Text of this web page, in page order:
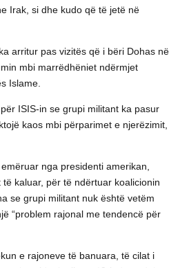
Irak, si dhe kudo që të jetë në
arritur pas vizitës që i bëri Dohas në
mbi marrëdhëniet ndërmjet
Islame.
ISIS-in se grupi militant ka pasur
kaos mbi përparimet e njerëzimit,
nga presidenti amerikan,
kaluar, për të ndërtuar koalicionin
se grupi militant nuk është vetëm
“problem rajonal me tendencë për
e rajoneve të banuara, të cilat i